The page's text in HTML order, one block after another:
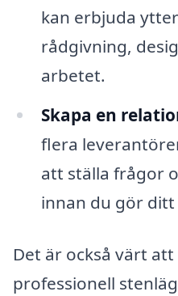
kan erbjuda
rådgivning,
arbetet.
Skapa en
flera
att ställa frågor
innan du gör ditt
Det är också värt
professionell